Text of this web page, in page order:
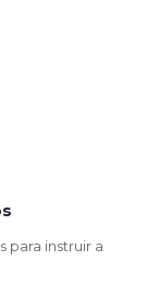
para instruir a